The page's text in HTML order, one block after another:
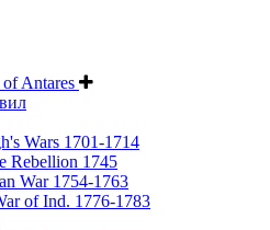
Antares
Wars 1701-1714
Rebellion 1745
War 1754-1763
of Ind. 1776-1783